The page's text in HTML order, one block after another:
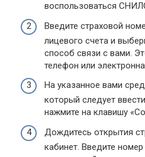
воспользоваться
Введите страховой
лицевого счета и
способ связи с вами.
телефон или
На указанное вами
который следует
нажмите на клавишу
Дождитесь открытия
кабинет. Введите